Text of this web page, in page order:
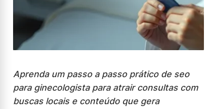
Aprenda um passo a passo prático de seo
para ginecologista para atrair consultas com
buscas locais e conteúdo que gera